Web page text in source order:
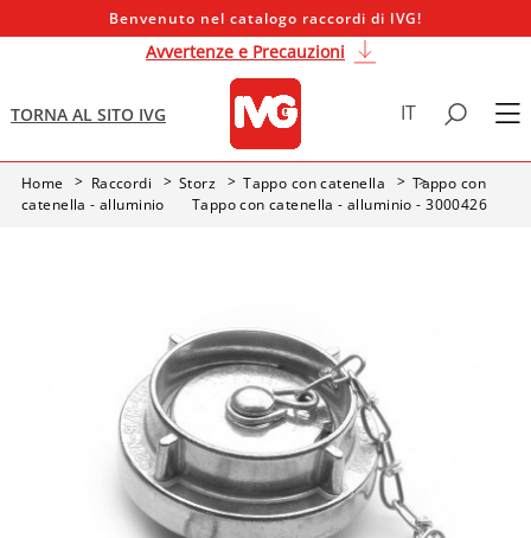
Benvenuto nel catalogo raccordi di IVG!
Avvertenze e Precauzioni
TORNA AL SITO IVG IT
Home Raccordi Storz Tappo con catenella
Tappo con
catenella - alluminio
Tappo con catenella - alluminio - 3000426